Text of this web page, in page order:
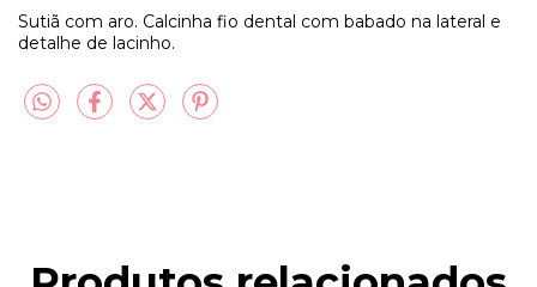
Sutiã com aro. Calcinha fio dental com babado na lateral e
detalhe de lacinho.